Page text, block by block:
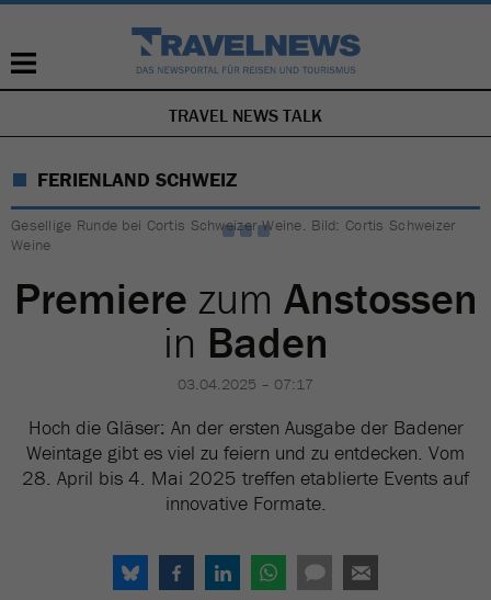
NAVIGATION
ÜBERSPRINGEN
TRAVEL NEWS TALK
FERIENLAND SCHWEIZ
Gesellige Runde bei Cortis Schweizer Weine. Bild: Cortis Schweizer
Weine
Premiere zum Anstossen
in Baden
03.04.2025 – 07:17
Hoch die Gläser: An der ersten Ausgabe der Badener
Weintage gibt es viel zu feiern und zu entdecken. Vom
28. April bis 4. Mai 2025 treffen etablierte Events auf
innovative Formate.